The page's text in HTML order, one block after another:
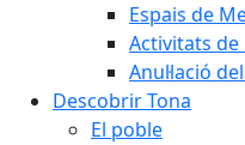
Espais de
Activitats
Anul·lació
Descobrir Tona
El poble